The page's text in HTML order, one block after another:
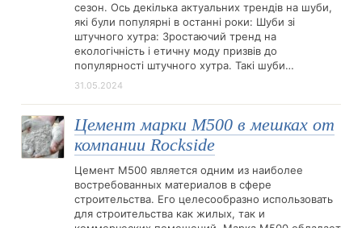
сезон. Ось декілька актуальних трендів на шуби,
які були популярні в останні роки: Шуби зі
штучного хутра: Зростаючий тренд на
екологічність і етичну моду призвів до
популярності штучного хутра. Такі шуби…
31.05.2024
Цемент марки М500 в мешках от
компании Rockside
Цемент М500 является одним из наиболее
востребованных материалов в сфере
строительства. Его целесообразно использовать
для строительства как жилых, так и